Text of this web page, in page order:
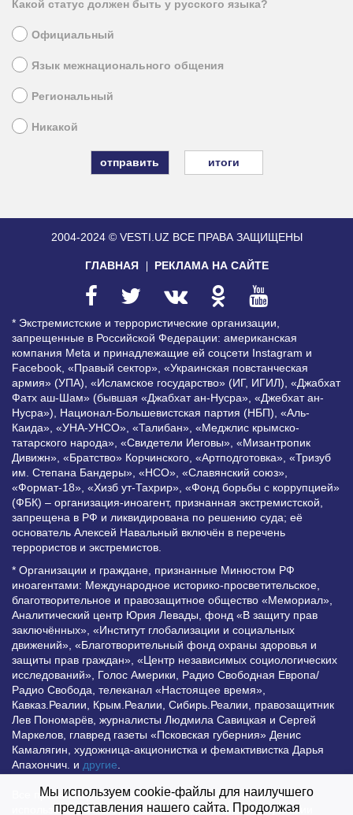
Какой статус должен быть у русского языка?
Официальный
Язык межнационального общения
Региональный
Никакой
итоги
2004-2024 © VESTI.UZ ВСЕ ПРАВА ЗАЩИЩЕНЫ
ГЛАВНАЯ РЕКЛАМА НА САЙТЕ
* Экстремистские и террористические организации,
запрещенные в Российской Федерации: американская
компания Meta и принадлежащие ей соцсети Instagram и
Facebook, «Правый сектор», «Украинская повстанческая
армия» (УПА), «Исламское государство» (ИГ, ИГИЛ), «Джабхат
Фатх аш-Шам» (бывшая «Джабхат ан-Нусра», «Джебхат ан-
Нусра»), Национал-Большевистская партия (НБП), «Аль-
Каида», «УНА-УНСО», «Талибан», «Меджлис крымско-
татарского народа», «Свидетели Иеговы», «Мизантропик
Дивижн», «Братство» Корчинского, «Артподготовка», «Тризуб
им. Степана Бандеры», «НСО», «Славянский союз»,
«Формат-18», «Хизб ут-Тахрир», «Фонд борьбы с коррупцией»
(ФБК) – организация-иноагент, признанная экстремистской,
запрещена в РФ и ликвидирована по решению суда; её
основатель Алексей Навальный включён в перечень
террористов и экстремистов.
* Организации и граждане, признанные Минюстом РФ
иноагентами: Международное историко-просветительское,
благотворительное и правозащитное общество «Мемориал»,
Аналитический центр Юрия Левады, фонд «В защиту прав
заключённых», «Институт глобализации и социальных
движений», «Благотворительный фонд охраны здоровья и
защиты прав граждан», «Центр независимых социологических
исследований», Голос Америки, Радио Свободная Европа/
Радио Свобода, телеканал «Настоящее время»,
Кавказ.Реалии, Крым.Реалии, Сибирь.Реалии, правозащитник
Лев Пономарёв, журналисты Людмила Савицкая и Сергей
Маркелов, главред газеты «Псковская губерния» Денис
Камалягин, художница-акционистка и фемактивистка Дарья
Апахончич. и другие
Все права защищены и охраняются законом. Любое
использование материалов сайта допустимо при условии
Мы используем cookie-файлы для наилучшего
представления нашего сайта. Продолжая